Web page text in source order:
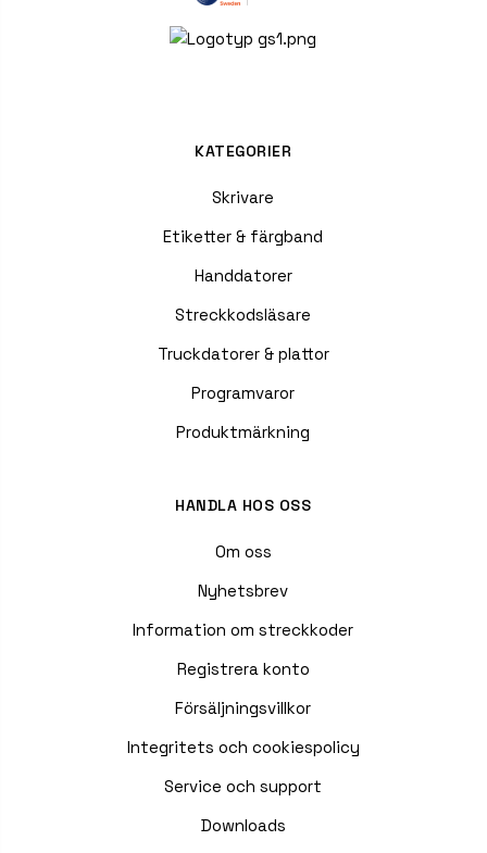
KATEGORIER
Skrivare
Etiketter & färgband
Handdatorer
Streckkodsläsare
Truckdatorer & plattor
Programvaror
Produktmärkning
HANDLA HOS OSS
Om oss
Nyhetsbrev
Information om streckkoder
Registrera konto
Försäljningsvillkor
Integritets och cookiespolicy
Service och support
Downloads